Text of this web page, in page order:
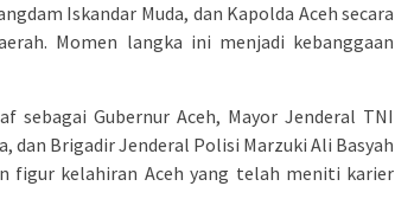
Iskandar Muda, dan Kapolda Aceh secara
Momen langka ini menjadi kebanggaan
sebagai Gubernur Aceh, Mayor Jenderal TNI
dan Brigadir Jenderal Polisi Marzuki Ali Basyah
figur kelahiran Aceh yang telah meniti karier